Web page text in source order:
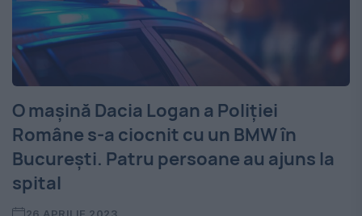
O mașină Dacia Logan a Poliției
Române s-a ciocnit cu un BMW în
București. Patru persoane au ajuns la
spital
26 APRILIE 2023